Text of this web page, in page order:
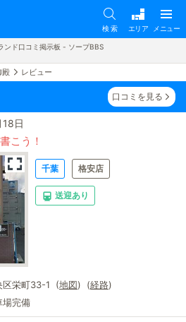
検 索 エリア メニュー
ンド口コミ掲示板 - ソープBBS
殿 レビュー
口コミを見る
日
こう！
千葉 格安店
送迎あり
区栄町33-1 (地図) (経路)
場完備